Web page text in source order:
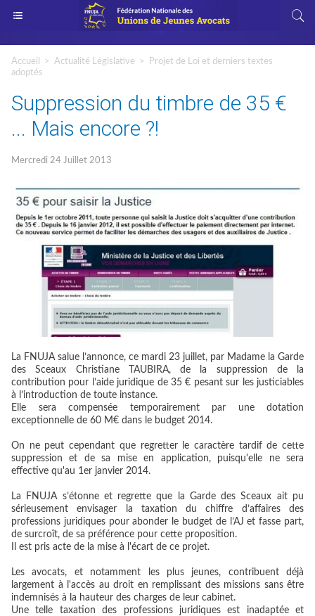
Accueil > Actualité Législative >
Projet de Loi et derniers textes
adoptés
Suppression du timbre de 35 €
... Mais encore ?!
Mercredi 24 Juillet 2013
La FNUJA salue l’annonce, ce mardi 23 juillet, par Madame la Garde
des Sceaux Christiane TAUBIRA, de la suppression de la
contribution pour l’aide juridique de 35 € pesant sur les justiciables
à l’introduction de toute instance.
Elle sera compensée temporairement par une dotation
exceptionnelle de 60 M€ dans le budget 2014.
On ne peut cependant que regretter le caractère tardif de cette
suppression et de sa mise en application, puisqu'elle ne sera
effective qu'au 1er janvier 2014.
La FNUJA s’étonne et regrette que la Garde des Sceaux ait pu
sérieusement envisager la taxation du chiffre d’affaires des
professions juridiques pour abonder le budget de l’AJ et fasse part,
de surcroît, de sa préférence pour cette proposition.
Il est pris acte de la mise à l'écart de ce projet.
Les avocats, et notamment les plus jeunes, contribuent déjà
largement à l'accès au droit en remplissant des missions sans être
indemnisés à la hauteur des charges de leur cabinet.
Une telle taxation des professions juridiques est inadaptée et